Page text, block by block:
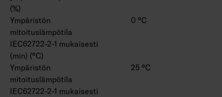
(%)
Ympäristön
mitoituslämpötila
IEC62722-2-1 mukaisesti
(min) (°C)
0 °C
Ympäristön
mitoituslämpötila
IEC62722-2-1 mukaisesti
25 °C